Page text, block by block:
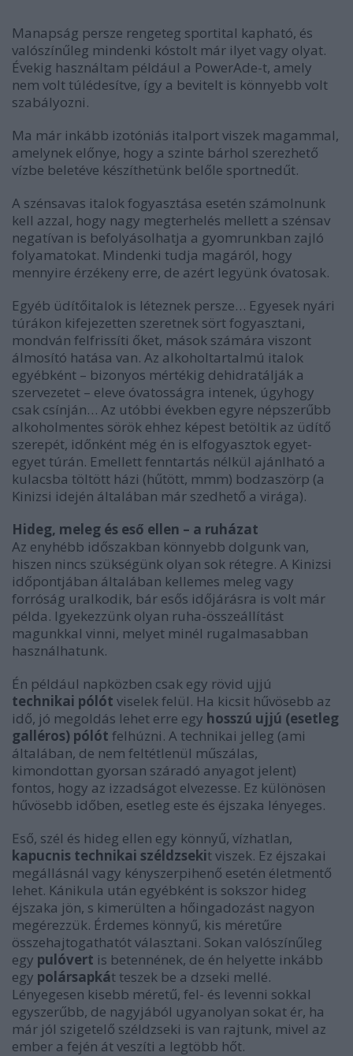
Manapság persze rengeteg sportital kapható, és
valószínűleg mindenki kóstolt már ilyet vagy olyat.
Évekig használtam például a PowerAde-t, amely
nem volt túlédesítve, így a bevitelt is könnyebb volt
szabályozni.
Ma már inkább izotóniás italport viszek magammal,
amelynek előnye, hogy a szinte bárhol szerezhető
vízbe beletéve készíthetünk belőle sportnedűt.
A szénsavas italok fogyasztása esetén számolnunk
kell azzal, hogy nagy megterhelés mellett a szénsav
negatívan is befolyásolhatja a gyomrunkban zajló
folyamatokat. Mindenki tudja magáról, hogy
mennyire érzékeny erre, de azért legyünk óvatosak.
Egyéb üdítőitalok is léteznek persze… Egyesek nyári
túrákon kifejezetten szeretnek sört fogyasztani,
mondván felfrissíti őket, mások számára viszont
álmosító hatása van. Az alkoholtartalmú italok
egyébként – bizonyos mértékig dehidratálják a
szervezetet – eleve óvatosságra intenek, úgyhogy
csak csínján… Az utóbbi években egyre népszerűbb
alkoholmentes sörök ehhez képest betöltik az üdítő
szerepét, időnként még én is elfogyasztok egyet-
egyet túrán. Emellett fenntartás nélkül ajánlható a
kulacsba töltött házi (hűtött, mmm) bodzaszörp (a
Kinizsi idején általában már szedhető a virága).
Hideg, meleg és eső ellen – a ruházat
Az enyhébb időszakban könnyebb dolgunk van,
hiszen nincs szükségünk olyan sok rétegre. A Kinizsi
időpontjában általában kellemes meleg vagy
forróság uralkodik, bár esős időjárásra is volt már
példa. Igyekezzünk olyan ruha-összeállítást
magunkkal vinni, melyet minél rugalmasabban
használhatunk.
Én például napközben csak egy rövid ujjú
technikai pólót viselek felül. Ha kicsit hűvösebb az
idő, jó megoldás lehet erre egy hosszú ujjú (esetleg
galléros) pólót felhúzni. A technikai jelleg (ami
általában, de nem feltétlenül műszálas,
kimondottan gyorsan száradó anyagot jelent)
fontos, hogy az izzadságot elvezesse. Ez különösen
hűvösebb időben, esetleg este és éjszaka lényeges.
Eső, szél és hideg ellen egy könnyű, vízhatlan,
kapucnis technikai széldzsekit viszek. Ez éjszakai
megállásnál vagy kényszerpihenő esetén életmentő
lehet. Kánikula után egyébként is sokszor hideg
éjszaka jön, s kimerülten a hőingadozást nagyon
megérezzük. Érdemes könnyű, kis méretűre
összehajtogathatót választani. Sokan valószínűleg
egy pulóvert is betennének, de én helyette inkább
egy polársapkát teszek be a dzseki mellé.
Lényegesen kisebb méretű, fel- és levenni sokkal
egyszerűbb, de nagyjából ugyanolyan sokat ér, ha
már jól szigetelő széldzseki is van rajtunk, mivel az
ember a fején át veszíti a legtöbb hőt.